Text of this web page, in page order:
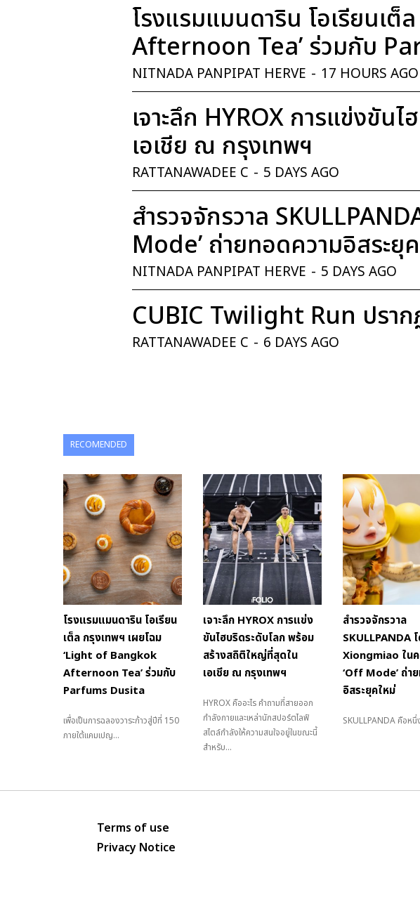
โรงแรมแมนดาริน โอเรียนเ
Afternoon Tea’ ร่วมกับ
NITNADA PANPIPAT HERVE - 17 HOURS AGO
เจาะลึก HYROX การแข่งขั
เอเชีย ณ กรุงเทพฯ
RATTANAWADEE C - 5 DAYS AGO
สำรวจจักรวาล
Mode’ ถ่ายทอดความอิสระยุ
NITNADA PANPIPAT HERVE - 5 DAYS AGO
CUBIC Twilight Run ปราก
RATTANAWADEE C - 6 DAYS AGO
RECOMENDED
โรงแรมแมนดาริน โอเรียน
เต็ล กรุงเทพฯ เผยโฉม
‘Light of Bangkok
Afternoon Tea’ ร่วมกับ
Parfums Dusita
เพื่อเป็นการฉลองวาระก้าวสู่ปีที่ 150
ภายใต้แคมเปญ...
เจาะลึก HYROX การแข่ง
ขันไฮบริดระดับโลก พร้อม
สร้างสถิติใหญ่ที่สุดใน
เอเชีย ณ กรุงเทพฯ
HYROX คืออะไร คำถามที่สายออก
กำลังกายและเหล่านักสปอร์ตไลฟ์
สไตล์กำลังให้ความสนใจอยู่ในขณะนี้
สำหรับ...
สำรวจจักรวาล
SKULLPANDA
Xiongmiao ใน
‘Off Mode’ ถ่า
อิสระยุคใหม่
SKULLPANDA คือหนึ่
Terms of use
Privacy Notice